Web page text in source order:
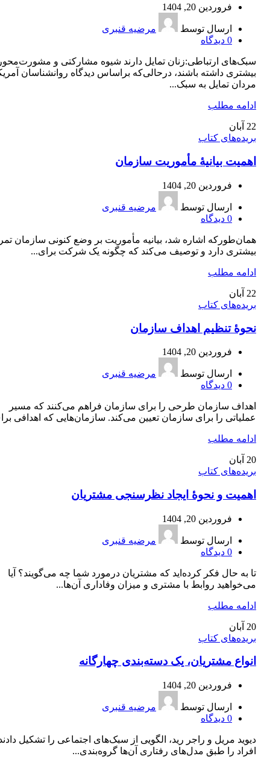
فروردین 20, 1404
ارسال توسط
مرضیه قنبری
0 دیدگاه
سبک‌های ارتباطی:زنان تمایل دارند شیوه مشارکتی و
بیشتری داشته باشند، درحالی‌که براساس دیدگاه روانشناسان
مردان تمایل به سبک...
ادامه مطلب
22 آبان
بریده‌های کتاب
اهمیت بیانیۀ مأموریت سازمان
فروردین 20, 1404
ارسال توسط
مرضیه قنبری
0 دیدگاه
همان‌طورکه اشاره شد، بیانیه مأموریت بر وضع کنونی سازمان
بیشتری دارد و توصیف می‌کند که چگونه یک شرکت برای...
ادامه مطلب
22 آبان
بریده‌های کتاب
نحوۀ تنظیم اهداف سازمان
فروردین 20, 1404
ارسال توسط
مرضیه قنبری
0 دیدگاه
اهداف سازمان طرحی را برای سازمان فراهم می‌کنند که مسیر
عملیاتی را برای سازمان تعیین می‌کند. سازمان‌هایی که اهدافی
ادامه مطلب
20 آبان
بریده‌های کتاب
اهمیت و نحوۀ ایجاد نظرسنجی مشتریان
فروردین 20, 1404
ارسال توسط
مرضیه قنبری
0 دیدگاه
تا به حال فکر کرده‌اید که مشتریان درمورد شما چه می‌گویند؟ آیا
می‌خواهید روابط با مشتری و میزان وفاداری آن‌ها...
ادامه مطلب
20 آبان
بریده‌های کتاب
انواع مشتریان، یک دسته‌بندی چهارگانه
فروردین 20, 1404
ارسال توسط
مرضیه قنبری
0 دیدگاه
دیوید مریل و راجر رید، الگویی از سبک‌های اجتماعی را تشکیل
افراد را طبق مدل‌های رفتاری آن‌ها گروه‌بندی...